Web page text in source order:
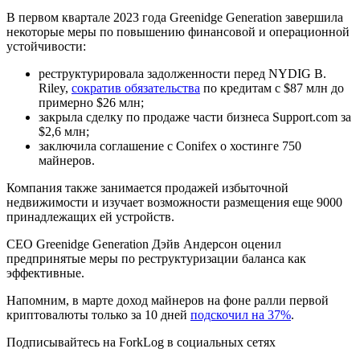
В первом квартале 2023 года Greenidge Generation завершила
некоторые меры по повышению финансовой и операционной
устойчивости:
реструктурировала задолженности перед NYDIG B.
Riley, сократив обязательства по кредитам с $87 млн до
примерно $26 млн;
закрыла сделку по продаже части бизнеса Support.com за
$2,6 млн;
заключила соглашение с Conifex о хостинге 750
майнеров.
Компания также занимается продажей избыточной
недвижимости и изучает возможности размещения еще 9000
принадлежащих ей устройств.
CEO Greenidge Generation Дэйв Андерсон оценил
предпринятые меры по реструктуризации баланса как
эффективные.
Напомним, в марте доход майнеров на фоне ралли первой
криптовалюты только за 10 дней подскочил на 37%.
Подписывайтесь на ForkLog в социальных сетях